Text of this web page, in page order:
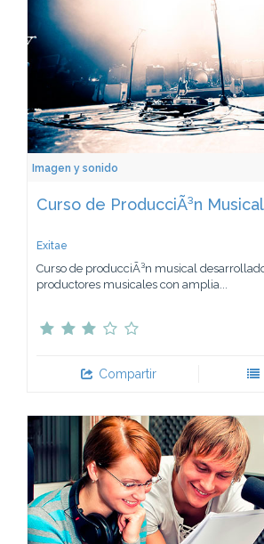
Imagen y sonido
Curso de ProducciÃ³n
Exitae
Curso de producciÃ³n musical
productores musicales con amplia...
Compartir